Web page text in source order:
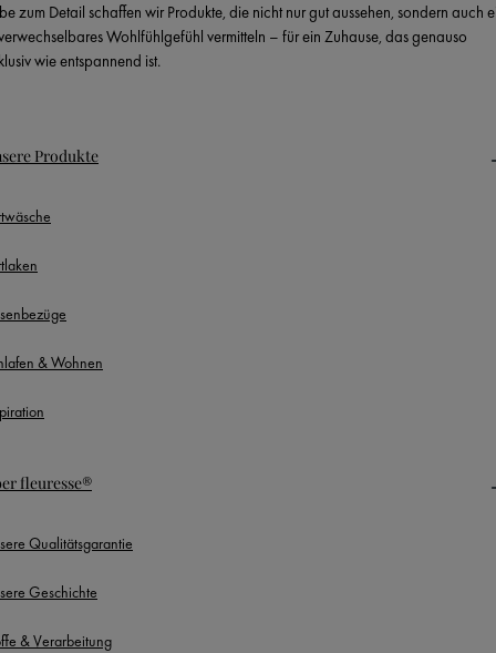
zum Detail schaffen wir Produkte, die nicht nur gut aussehen, sondern auch
Wohlfühlgefühl vermitteln – für ein Zuhause, das genauso
wie entspannend ist.
Produkte
& Wohnen
fleuresse®
Qualitätsgarantie
Geschichte
& Verarbeitung